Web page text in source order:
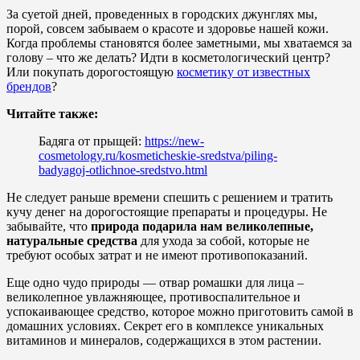
За суетой дней, проведенных в городских джунглях мы,
порой, совсем забываем о красоте и здоровье нашей кожи.
Когда проблемы становятся более заметными, мы хватаемся за
голову – что же делать? Идти в косметологический центр?
Или покупать дорогостоящую косметику от известных
брендов?
Читайте также:
Бадяга от прыщей: https://new-
cosmetology.ru/kosmeticheskie-sredstva/piling-
badyagoj-otlichnoe-sredstvo.html
Не следует раньше времени спешить с решением и тратить
кучу денег на дорогостоящие препараты и процедуры. Не
забывайте, что природа подарила нам великолепные,
натуральные средства для ухода за собой, которые не
требуют особых затрат и не имеют противопоказаний.
Еще одно чудо природы — отвар ромашки для лица –
великолепное увлажняющее, противоспалительное и
успокаивающее средство, которое можно приготовить самой в
домашних условиях. Секрет его в комплексе уникальных
витаминов и минералов, содержащихся в этом растении.